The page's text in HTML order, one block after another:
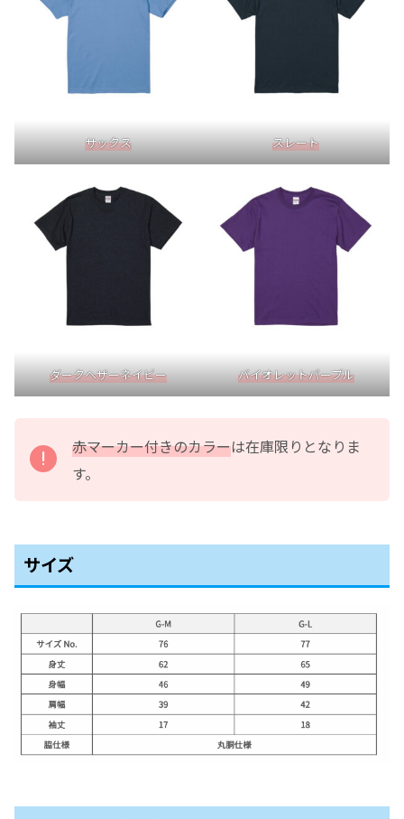
サックス スレート
ダークヘザーネイビー バイオレットパープル
赤マーカー付きのカラーは在庫限りとなりま
す。
サイズ